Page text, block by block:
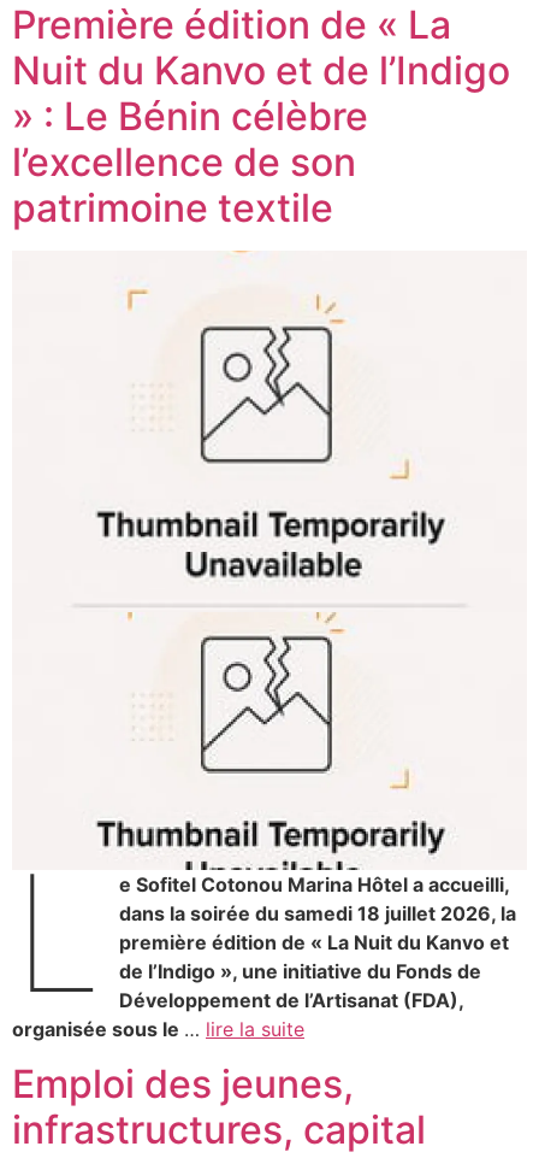
Première édition de « La
Nuit du Kanvo et de l’Indigo
» : Le Bénin célèbre
l’excellence de son
patrimoine textile
L
e Sofitel Cotonou Marina Hôtel a accueilli,
dans la soirée du samedi 18 juillet 2026, la
première édition de « La Nuit du Kanvo et
de l’Indigo », une initiative du Fonds de
Développement de l’Artisanat (FDA),
organisée sous le … lire la suite
Emploi des jeunes,
infrastructures, capital